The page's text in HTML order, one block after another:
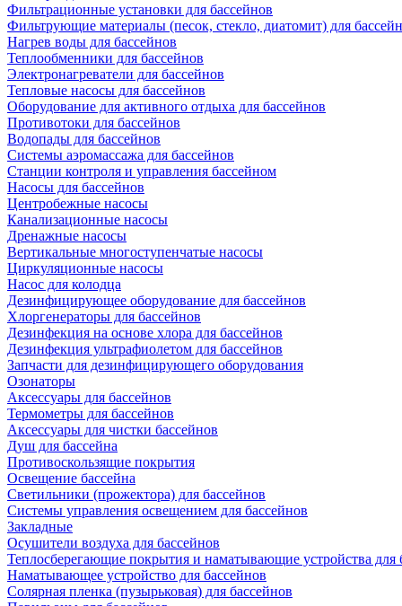
Фильтрационные установки для бассейнов
Фильтрующие материалы (песок, стекло, диатомит) для
Нагрев воды для бассейнов
Теплообменники для бассейнов
Электронагреватели для бассейнов
Тепловые насосы для бассейнов
Оборудование для активного отдыха для бассейнов
Противотоки для бассейнов
Водопады для бассейнов
Системы аэромассажа для бассейнов
Станции контроля и управления бассейном
Насосы для бассейнов
Центробежные насосы
Канализационные насосы
Дренажные насосы
Вертикальные многоступенчатые насосы
Циркуляционные насосы
Насос для колодца
Дезинфицирующее оборудование для бассейнов
Хлоргенераторы для бассейнов
Дезинфекция на основе хлора для бассейнов
Дезинфекция ультрафиолетом для бассейнов
Запчасти для дезинфицирующего оборудования
Озонаторы
Аксессуары для бассейнов
Термометры для бассейнов
Аксессуары для чистки бассейнов
Душ для бассейна
Противоскользящие покрытия
Освещение бассейна
Светильники (прожектора) для бассейнов
Системы управления освещением для бассейнов
Закладные
Осушители воздуха для бассейнов
Теплосберегающие покрытия и наматывающие устройства для
Наматывающее устройство для бассейнов
Солярная пленка (пузырьковая) для бассейнов